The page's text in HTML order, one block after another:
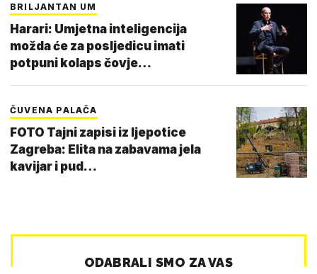
BRILJANTAN UM
Harari: Umjetna inteligencija
možda će za posljedicu imati
potpuni kolaps čovje…
ČUVENA PALAČA
FOTO Tajni zapisi iz ljepotice
Zagreba: Elita na zabavama jela
kavijar i pud…